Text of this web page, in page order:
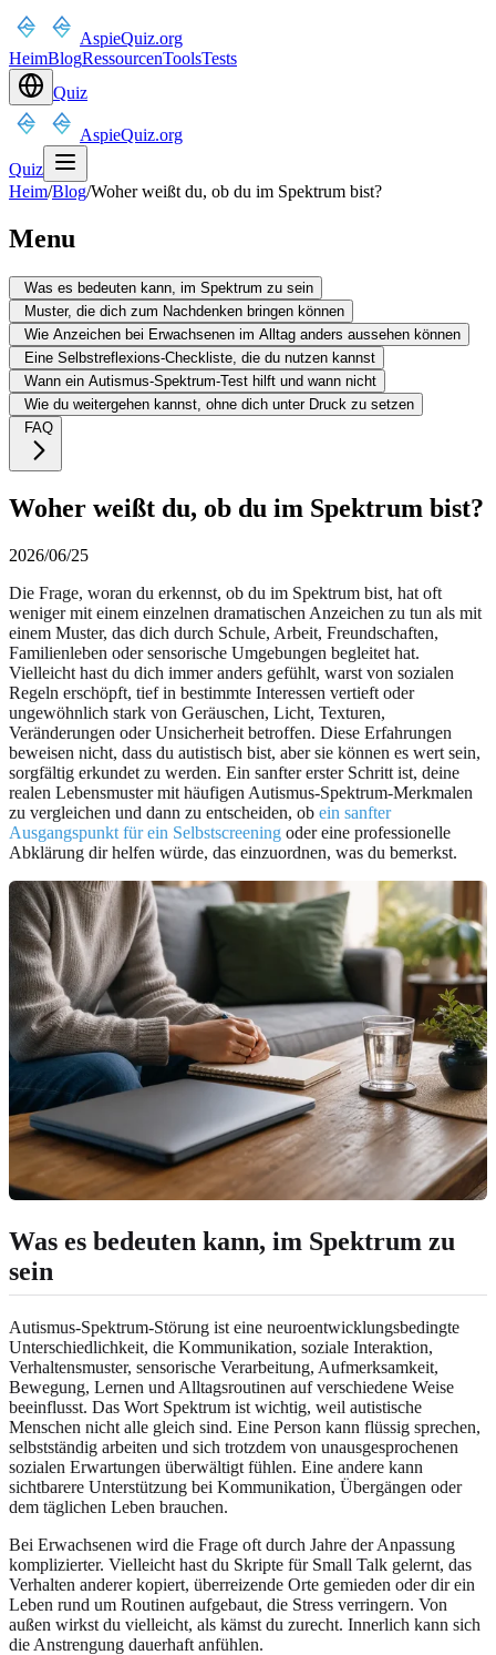
AspieQuiz.org
HeimBlogRessourcenToolsTests
Quiz
AspieQuiz.org
Quiz
Heim/Blog/Woher weißt du, ob du im Spektrum bist?
Menu
Was es bedeuten kann, im Spektrum zu sein
Muster, die dich zum Nachdenken bringen können
Wie Anzeichen bei Erwachsenen im Alltag anders aussehen können
Eine Selbstreflexions-Checkliste, die du nutzen kannst
Wann ein Autismus-Spektrum-Test hilft und wann nicht
Wie du weitergehen kannst, ohne dich unter Druck zu setzen
FAQ
Woher weißt du, ob du im Spektrum bist?
2026/06/25
Die Frage, woran du erkennst, ob du im Spektrum bist, hat oft
weniger mit einem einzelnen dramatischen Anzeichen zu tun als mit
einem Muster, das dich durch Schule, Arbeit, Freundschaften,
Familienleben oder sensorische Umgebungen begleitet hat.
Vielleicht hast du dich immer anders gefühlt, warst von sozialen
Regeln erschöpft, tief in bestimmte Interessen vertieft oder
ungewöhnlich stark von Geräuschen, Licht, Texturen,
Veränderungen oder Unsicherheit betroffen. Diese Erfahrungen
beweisen nicht, dass du autistisch bist, aber sie können es wert sein,
sorgfältig erkundet zu werden. Ein sanfter erster Schritt ist, deine
realen Lebensmuster mit häufigen Autismus-Spektrum-Merkmalen
zu vergleichen und dann zu entscheiden, ob ein sanfter
Ausgangspunkt für ein Selbstscreening oder eine professionelle
Abklärung dir helfen würde, das einzuordnen, was du bemerkst.
Was es bedeuten kann, im Spektrum zu
sein
Autismus-Spektrum-Störung ist eine neuroentwicklungsbedingte
Unterschiedlichkeit, die Kommunikation, soziale Interaktion,
Verhaltensmuster, sensorische Verarbeitung, Aufmerksamkeit,
Bewegung, Lernen und Alltagsroutinen auf verschiedene Weise
beeinflusst. Das Wort Spektrum ist wichtig, weil autistische
Menschen nicht alle gleich sind. Eine Person kann flüssig sprechen,
selbstständig arbeiten und sich trotzdem von unausgesprochenen
sozialen Erwartungen überwältigt fühlen. Eine andere kann
sichtbarere Unterstützung bei Kommunikation, Übergängen oder
dem täglichen Leben brauchen.
Bei Erwachsenen wird die Frage oft durch Jahre der Anpassung
komplizierter. Vielleicht hast du Skripte für Small Talk gelernt, das
Verhalten anderer kopiert, überreizende Orte gemieden oder dir ein
Leben rund um Routinen aufgebaut, die Stress verringern. Von
außen wirkst du vielleicht, als kämst du zurecht. Innerlich kann sich
die Anstrengung dauerhaft anfühlen.